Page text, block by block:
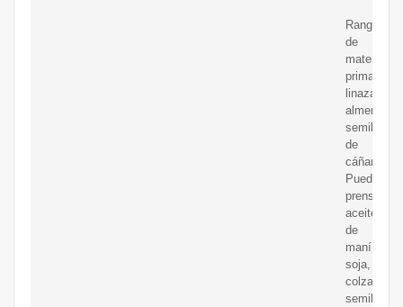
Rango
de
materia
prima:
linaza,
almendra,
semilla
de
cáñamo;
Puede
prensar
aceite
de
maní,
soja,
colza,
semillas